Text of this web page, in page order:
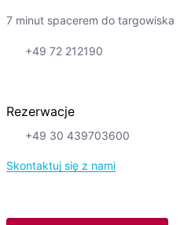
7 minut spacerem do targowiska
+49 72 212190
Rezerwacje
+49 30 439703600
Skontaktuj się z nami